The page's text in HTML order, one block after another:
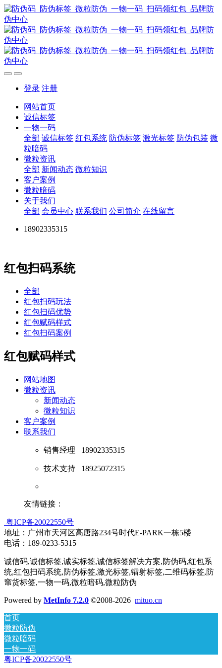
登录 注册
网站首页
诚信标签
一物一码
全部 诚信标签 红包系统 防伪标签 激光标签 防伪包装 微
粒暗码
微粒资讯
全部 新闻动态 微粒知识
客户案例
微粒暗码
关于我们
全部 会员中心 联系我们 公司简介 在线留言
18902335315
红包扫码系统
全部
红包扫码玩法
红包扫码优势
红包赋码样式
红包扫码案例
红包赋码样式
网站地图
微粒资讯
新闻动态
微粒知识
客户案例
联系我们
销售经理 18902335315
技术支持 18925072315
友情链接：
粤ICP备20022550号
地址：广州市天河区高唐路234号时代E-PARK一栋5楼
电话：189-0233-5315
诚信码,诚信标签,诚实标签,诚信标签解决方案,防伪码,红包系
统,红包扫码系统,防伪标签,激光标签,镭射标签,二维码标签,防
窜货标签,一物一码,微粒暗码,微粒防伪
Powered by MetInfo 7.2.0 ©2008-2026 mituo.cn
首页
微粒防伪
微粒暗码
一物一码
粤ICP备20022550号